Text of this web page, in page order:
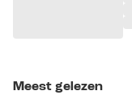
Meest gelezen